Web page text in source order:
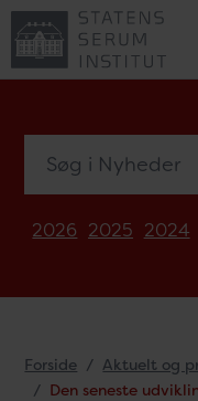
2026 2025 2024
Forside Aktuelt og
Den seneste